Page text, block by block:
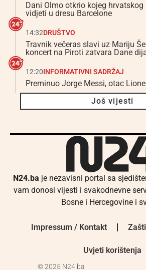
Dani Olmo otkrio kojeg
vidjeti u dresu Barcelone
14:32DRUŠTVO
Travnik večeras slavi uz Mariju
koncert na Piroti zatvara Dane
12:20INFORMATIVNI SADRŽAJ
Preminuo Jorge Messi, otac
Još vijesti
N24.ba je nezavisni portal sa
vam donosi vijesti i svakodnevne
Bosne i Hercegovine i
Impressum / Kontakt
Uvjeti korištenja
© 2025 N24.ba